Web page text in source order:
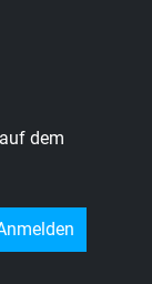
dem